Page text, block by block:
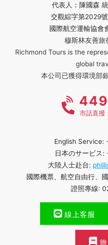
代表人：陳國森
交觀綜字第2029
國際航空運輸協會
穆斯林友善
Richmond Tours is the
global
本公司已獲得環境部
市話直撥
English
日本のサービス
大陸人士赴台:
國際機票、航空自由行、
證照專線:
線上客服